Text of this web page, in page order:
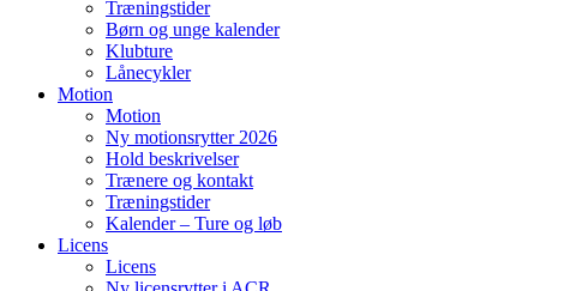
Træningstider
Børn og unge kalender
Klubture
Lånecykler
Motion
Motion
Ny motionsrytter 2026
Hold beskrivelser
Trænere og kontakt
Træningstider
Kalender – Ture og løb
Licens
Licens